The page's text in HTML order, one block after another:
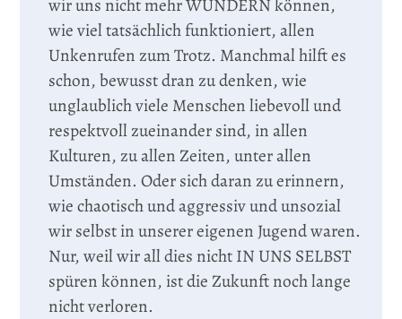
wie viel tatsächlich funktioniert, allen
Unkenrufen zum Trotz. Manchmal hilft es
schon, bewusst dran zu denken, wie
unglaublich viele Menschen liebevoll und
respektvoll zueinander sind, in allen
Kulturen, zu allen Zeiten, unter allen
Umständen. Oder sich daran zu erinnern,
wie chaotisch und aggressiv und unsozial
wir selbst in unserer eigenen Jugend waren.
Nur, weil wir all dies nicht IN UNS SELBST
spüren können, ist die Zukunft noch lange
nicht verloren.